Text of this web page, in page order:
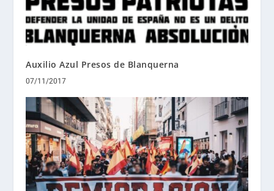
Auxilio Azul Presos de Blanquerna
07/11/2017